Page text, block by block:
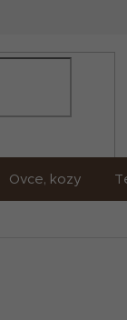
umělé inteligence
Ovce, kozy